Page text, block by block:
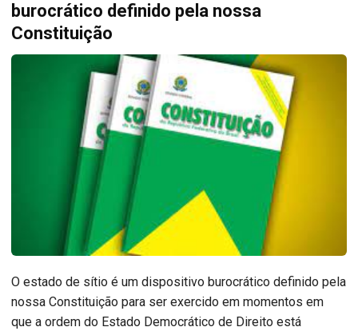
burocrático definido pela nossa
Constituição
O estado de sítio é um dispositivo burocrático definido pela
nossa Constituição para ser exercido em momentos em
que a ordem do Estado Democrático de Direito está